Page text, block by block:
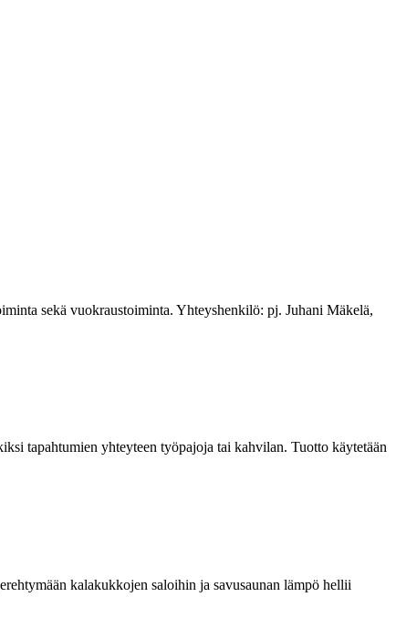
sekä vuokraustoiminta. Yhteyshenkilö: pj. Juhani Mäkelä,
tapahtumien yhteyteen työpajoja tai kahvilan. Tuotto käytetään
kalakukkojen saloihin ja savusaunan lämpö hellii